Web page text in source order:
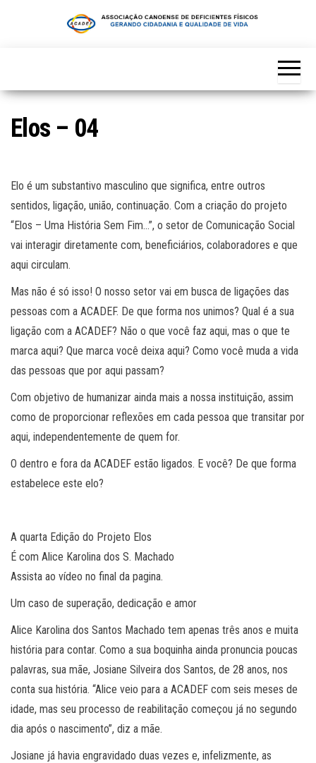
Elos – 04
Elo é um substantivo masculino que significa, entre outros
sentidos, ligação, união, continuação. Com a criação do projeto
“Elos – Uma História Sem Fim…”, o setor de Comunicação Social
vai interagir diretamente com, beneficiários, colaboradores e que
aqui circulam.
Mas não é só isso! O nosso setor vai em busca de ligações das
pessoas com a ACADEF. De que forma nos unimos? Qual é a sua
ligação com a ACADEF? Não o que você faz aqui, mas o que te
marca aqui? Que marca você deixa aqui? Como você muda a vida
das pessoas que por aqui passam?
Com objetivo de humanizar ainda mais a nossa instituição, assim
como de proporcionar reflexões em cada pessoa que transitar por
aqui, independentemente de quem for.
O dentro e fora da ACADEF estão ligados. E você? De que forma
estabelece este elo?
A quarta Edição do Projeto Elos
É com Alice Karolina dos S. Machado
Assista ao vídeo no final da pagina.
Um caso de superação, dedicação e amor
Alice Karolina dos Santos Machado tem apenas três anos e muita
história para contar. Como a sua boquinha ainda pronuncia poucas
palavras, sua mãe, Josiane Silveira dos Santos, de 28 anos, nos
conta sua história. “Alice veio para a ACADEF com seis meses de
idade, mas seu processo de reabilitação começou já no segundo
dia após o nascimento”, diz a mãe.
Josiane já havia engravidado duas vezes e, infelizmente, as